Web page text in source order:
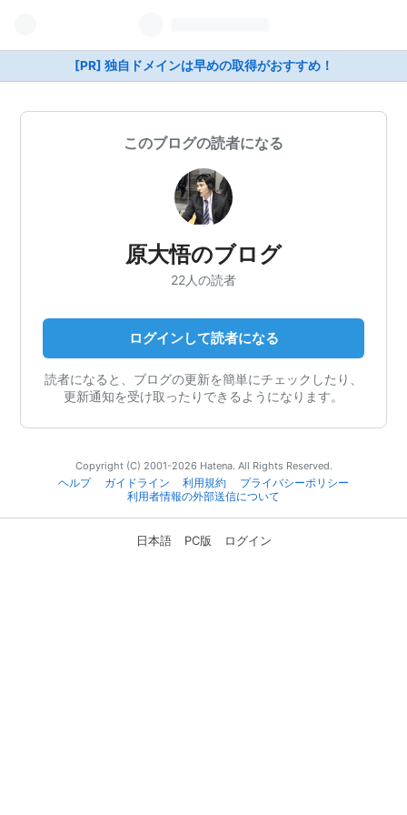
[PR] 独自ドメインは早めの取得がおすすめ！
このブログの読者になる
原大悟のブログ
22人の読者
ログインして読者になる
読者になると、ブログの更新を簡単にチェックしたり、
更新通知を受け取ったりできるようになります。
Copyright (C) 2001-2026 Hatena. All Rights Reserved.
ヘルプ
ガイドライン 利用規約
プライバシーポリシー
利用者情報の外部送信について
日本語 PC版 ログイン